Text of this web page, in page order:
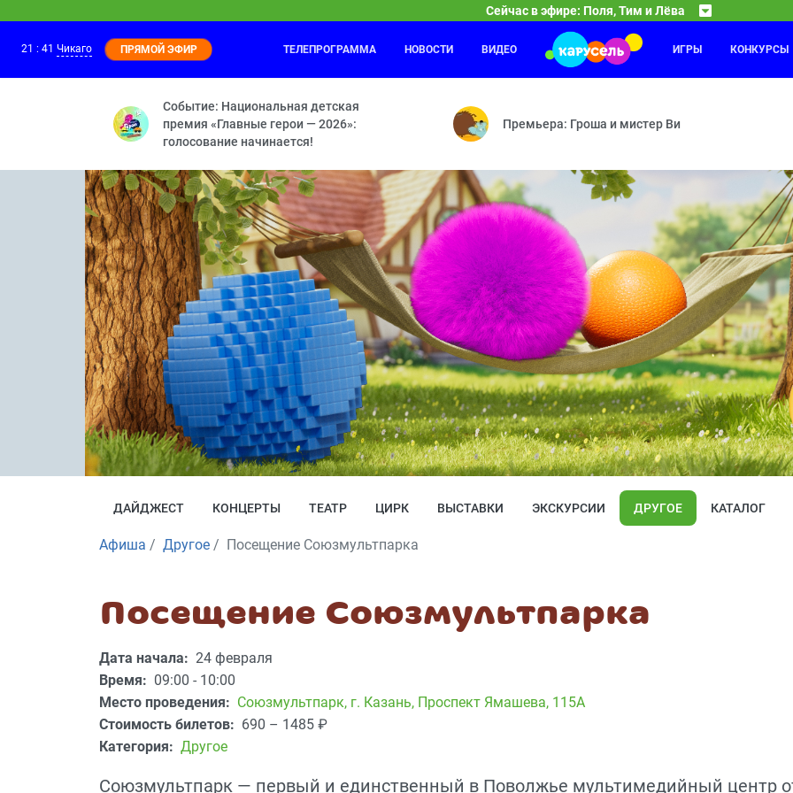
Сейчас в эфире: Поля, Тим и Лёва
21:00
Поля, Тим и Лёва Ми-Ми-Мишки
21 : 41 Чикаго ПРЯМОЙ ЭФИР ТЕЛЕПРОГРАММА НОВОСТИ ВИДЕО ИГРЫ КОНКУРСЫ
Событие: Национальная детская
премия «Главные герои — 2026»:
голосование начинается!
Премьера: Гроша и мистер Ви
ДАЙДЖЕСТ КОНЦЕРТЫ ТЕАТР ЦИРК ВЫСТАВКИ ЭКСКУРСИИ ДРУГОЕ КАТАЛОГ
Афиша Другое Посещение Союзмультпарка
Посещение Союзмультпарка
Дата начала: 24 февраля
Время: 09:00 - 10:00
Место проведения: Союзмультпарк, г. Казань, Проспект Ямашева, 115А
Стоимость билетов: 690 – 1485 ₽
Категория: Другое
Союзмультпарк — первый и единственный в Поволжье мультимедийный центр